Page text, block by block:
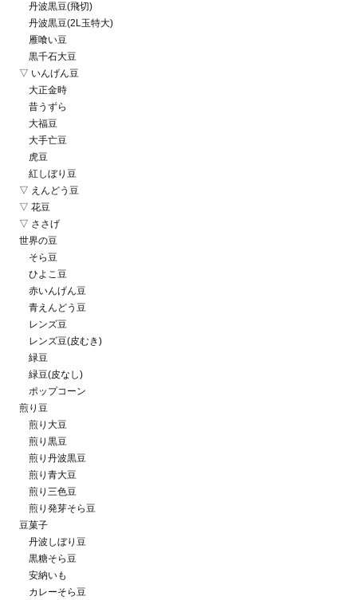
丹波黒豆(飛切)
丹波黒豆(2L玉特大)
雁喰い豆
黒千石大豆
▽ いんげん豆
大正金時
昔うずら
大福豆
大手亡豆
虎豆
紅しぼり豆
▽ えんどう豆
▽ 花豆
▽ ささげ
世界の豆
そら豆
ひよこ豆
赤いんげん豆
青えんどう豆
レンズ豆
レンズ豆(皮むき)
緑豆
緑豆(皮なし)
ポップコーン
煎り豆
煎り大豆
煎り黒豆
煎り丹波黒豆
煎り青大豆
煎り三色豆
煎り発芽そら豆
豆菓子
丹波しぼり豆
黒糖そら豆
安納いも
カレーそら豆